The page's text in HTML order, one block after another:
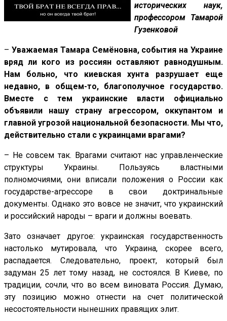
исторических наук,
профессором Тамарой
Гузенковой
– Уважаемая Тамара Семёновна, события на Украине
вряд ли кого из россиян оставляют равнодушным.
Нам больно, что киевская хунта разрушает еще
недавно, в общем-то, благополучное государство.
Вместе с тем украинские власти официально
объявили нашу страну агрессором, оккупантом и
главной угрозой национальной безопасности. Мы что,
действительно стали с украинцами врагами?
– Не совсем так. Врагами считают нас управленческие
структуры Украины. Пользуясь властными
полномочиями, они вписали положения о России как
государстве-агрессоре в свои доктринальные
документы. Однако это вовсе не значит, что украинский
и российский народы – враги и должны воевать.
Зато означает другое: украинская государственность
настолько мутировала, что Украина, скорее всего,
распадается. Следовательно, проект, который был
задуман 25 лет тому назад, не состоялся. В Киеве, по
традиции, сочли, что во всем виновата Россия. Думаю,
эту позицию можно отнести на счет политической
несостоятельности нынешних правящих элит.